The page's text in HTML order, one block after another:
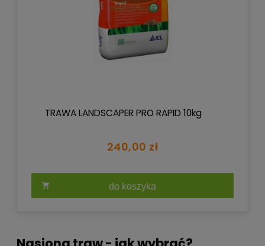
TRAWA LANDSCAPER PRO RAPID 10kg
240,00 zł
do koszyka